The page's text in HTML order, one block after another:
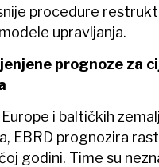
procedure
upravljanja.
prognoze za
i baltičkih
EBRD prognozira
godini. Time su